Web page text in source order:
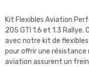
Kit Flexibles Aviation
205 GTI 1.6 et 1.3
avec notre kit de
pour offrir une résistance
aviation assurent un